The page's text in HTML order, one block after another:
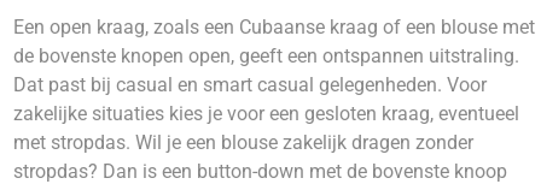
Een open kraag, zoals een Cubaanse kraag of een blouse met
de bovenste knopen open, geeft een ontspannen uitstraling.
Dat past bij casual en smart casual gelegenheden. Voor
zakelijke situaties kies je voor een gesloten kraag, eventueel
met stropdas. Wil je een blouse zakelijk dragen zonder
stropdas? Dan is een button-down met de bovenste knoop